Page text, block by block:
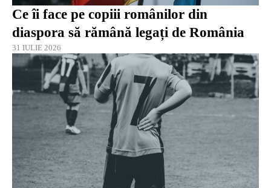
Ce îi face pe copiii românilor din
diaspora să rămână legați de România
31 IULIE 2026